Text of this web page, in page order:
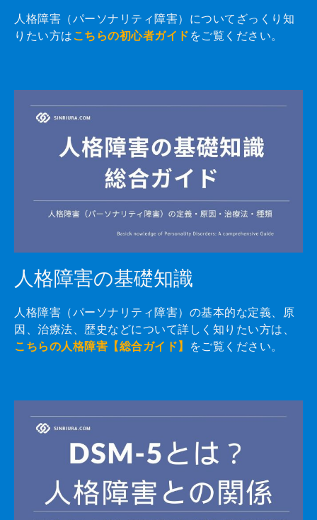
人格障害（パーソナリティ障害）についてざっくり知
りたい方はこちらの初心者ガイドをご覧ください。
人格障害の基礎知識
人格障害（パーソナリティ障害）の基本的な定義、原
因、治療法、歴史などについて詳しく知りたい方は、
こちらの人格障害【総合ガイド】
をご覧ください。